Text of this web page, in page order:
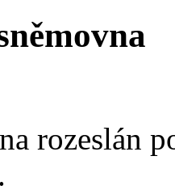
rozeslán